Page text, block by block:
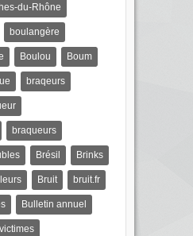
du-Rhône
boulangère
Boulou Boum
braqeurs
braqueurs
Brésil Brinks
Bruit bruit.fr
Bulletin annuel